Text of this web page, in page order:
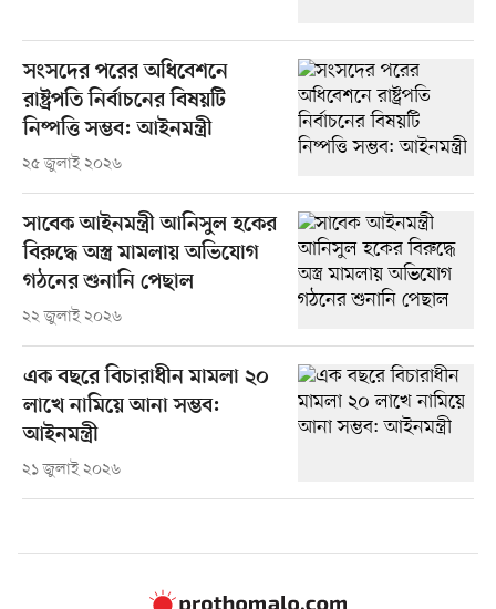
সংসদের পরের অধিবেশনে
রাষ্ট্রপতি নির্বাচনের বিষয়টি
নিষ্পত্তি সম্ভব: আইনমন্ত্রী
২৫ জুলাই ২০২৬
সাবেক আইনমন্ত্রী আনিসুল হকের
বিরুদ্ধে অস্ত্র মামলায় অভিযোগ
গঠনের শুনানি পেছাল
২২ জুলাই ২০২৬
এক বছরে বিচারাধীন মামলা ২০
লাখে নামিয়ে আনা সম্ভব:
আইনমন্ত্রী
২১ জুলাই ২০২৬